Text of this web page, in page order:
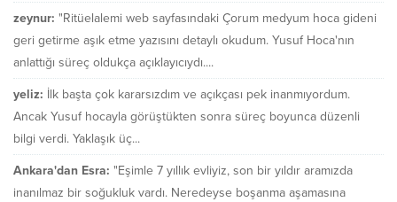
zeynur: "Ritüelalemi web sayfasındaki Çorum medyum hoca gideni
geri getirme aşık etme yazısını detaylı okudum. Yusuf Hoca'nın
anlattığı süreç oldukça açıklayıcıydı....
yeliz: İlk başta çok kararsızdım ve açıkçası pek inanmıyordum.
Ancak Yusuf hocayla görüştükten sonra süreç boyunca düzenli
bilgi verdi. Yaklaşık üç...
Ankara'dan Esra: "Eşimle 7 yıllık evliyiz, son bir yıldır aramızda
inanılmaz bir soğukluk vardı. Neredeyse boşanma aşamasına